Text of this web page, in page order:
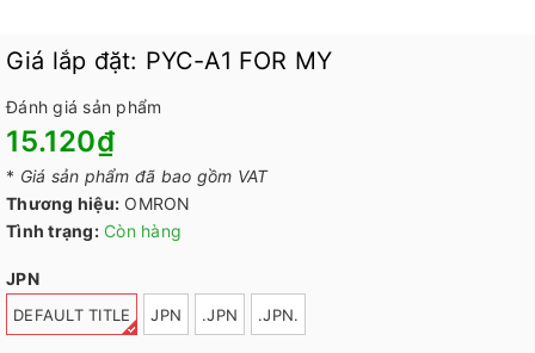
Giá lắp đặt: PYC-A1 FOR MY
Đánh giá sản phẩm
15.120₫
* Giá sản phẩm đã bao gồm VAT
Thương hiệu: OMRON
Tình trạng: Còn hàng
JPN
DEFAULT TITLE JPN .JPN .JPN.